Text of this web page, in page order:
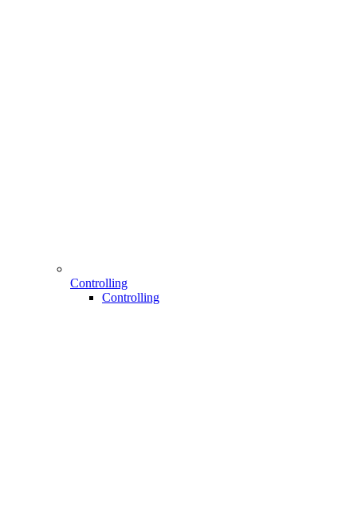
Controlling
Controlling